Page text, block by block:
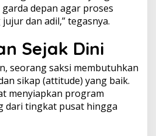
depan agar proses
dan adil,” tegasnya.
Sejak Dini
seorang saksi membutuhkan
sikap (attitude) yang baik.
menyiapkan program
dari tingkat pusat hingga